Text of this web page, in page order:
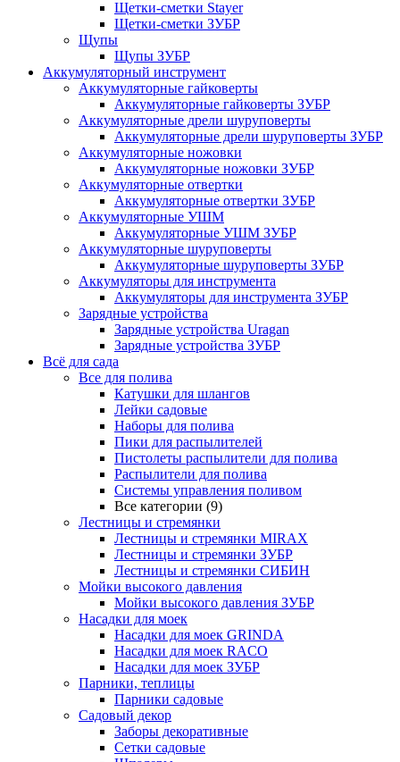
Щетки-сметки Stayer
Щетки-сметки ЗУБР
Щупы
Щупы ЗУБР
Аккумуляторный инструмент
Аккумуляторные гайковерты
Аккумуляторные гайковерты ЗУБР
Аккумуляторные дрели шуруповерты
Аккумуляторные дрели шуруповерты ЗУБР
Аккумуляторные ножовки
Аккумуляторные ножовки ЗУБР
Аккумуляторные отвертки
Аккумуляторные отвертки ЗУБР
Аккумуляторные УШМ
Аккумуляторные УШМ ЗУБР
Аккумуляторные шуруповерты
Аккумуляторные шуруповерты ЗУБР
Аккумуляторы для инструмента
Аккумуляторы для инструмента ЗУБР
Зарядные устройства
Зарядные устройства Uragan
Зарядные устройства ЗУБР
Всё для сада
Все для полива
Катушки для шлангов
Лейки садовые
Наборы для полива
Пики для распылителей
Пистолеты распылители для полива
Распылители для полива
Системы управления поливом
Все категории (9)
Лестницы и стремянки
Лестницы и стремянки MIRAX
Лестницы и стремянки ЗУБР
Лестницы и стремянки СИБИН
Мойки высокого давления
Мойки высокого давления ЗУБР
Насадки для моек
Насадки для моек GRINDA
Насадки для моек RACO
Насадки для моек ЗУБР
Парники, теплицы
Парники садовые
Садовый декор
Заборы декоративные
Сетки садовые